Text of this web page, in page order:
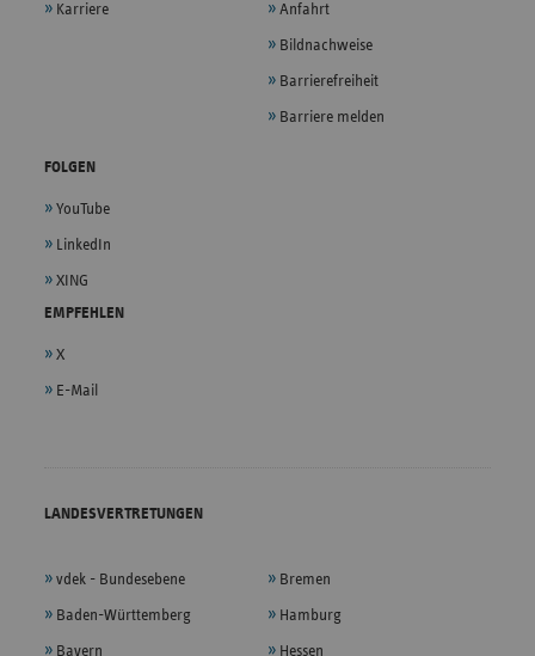
Karriere Anfahrt
Bildnachweise
Barrierefreiheit
Barriere melden
FOLGEN
YouTube
LinkedIn
XING
EMPFEHLEN
X
E-Mail
LANDESVERTRETUNGEN
vdek - Bundesebene
Baden-Württemberg
Bayern
Bremen
Hamburg
Hessen